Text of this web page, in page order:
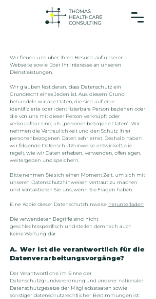
Wir freuen uns über Ihren Besuch auf unserer
Webseite sowie über Ihr Interesse an unseren
Dienstleistungen.
Wir glauben fest daran, dass Datenschutz ein
Grundrecht eines Jeden ist. Aus diesem Grund
behandeln wir alle Daten, die sich auf eine
identifizierte oder identifizierbare Person beziehen oder
die von uns mit dieser Person verknüpft oder
verknüpfbar sind, als „personenbezogene Daten“. Wir
nehmen die Vertraulichkeit und den Schutz Ihrer
personenbezogenen Daten sehr ernst. Deshalb haben
wir folgende Datenschutzhinweise entwickelt, die
regelt, wie wir Daten erheben, verwenden, offenlegen,
weitergeben und speichern.
Bitte nehmen Sie sich einen Moment Zeit, um sich mit
unseren Datenschutzhinweisen vertraut zu machen
und kontaktieren Sie uns, wenn Sie Fragen haben.
Eine Kopie dieser Datenschutzhinweise herunterladen
Die verwendeten Begriffe sind nicht
geschlechtsspezifisch und stellen demnach auch
keine Wertung dar.
A. Wer ist die verantwortlich für die
Datenverarbeitungsvorgänge?
Der Verantwortliche im Sinne der
Datenschutzgrundverordnung und anderer nationaler
Datenschutzgesetze der Mitgliedsstaaten sowie
sonstiger datenschutzrechtlicher Bestimmungen ist: